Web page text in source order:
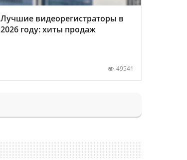
Лучшие видеорегистраторы в
2026 году: хиты продаж
49541